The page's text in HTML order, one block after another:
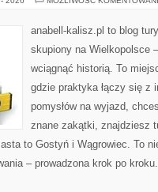
anabell-kalisz.pl to blog
skupiony na Wielkopolsce
wciągnąć historią. To
gdzie praktyka łączy się z
pomysłów na wyjazd,
znane zakątki, znajdziesz
to Gostyń i Wągrowiec. To
– prowadzona krok po